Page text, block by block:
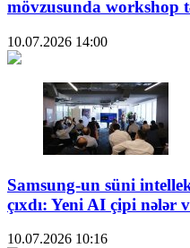
mövzusunda workshop
10.07.2026 14:00
Samsung-un süni
çıxdı: Yeni AI çipi nələr
10.07.2026 10:16